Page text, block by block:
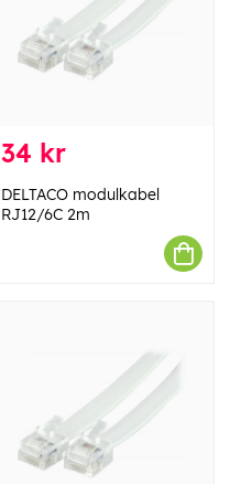
34 kr
DELTACO modulkabel
RJ12/6C 2m